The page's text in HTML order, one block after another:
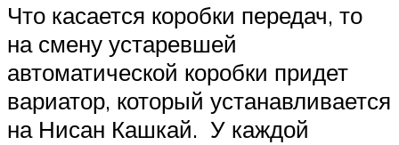
Что касается коробки передач, то
на смену устаревшей
автоматической коробки придет
вариатор, который устанавливается
на Нисан Кашкай. У каждой